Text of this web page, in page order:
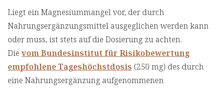
Liegt ein Magnesiummangel vor, der durch
Nahrungsergänzungsmittel ausgeglichen werden kann
oder muss, ist stets auf die Dosierung zu achten.
Die vom Bundesinstitut für Risikobewertung
empfohlene Tageshöchstdosis (250 mg) des durch
eine Nahrungsergänzung aufgenommenen